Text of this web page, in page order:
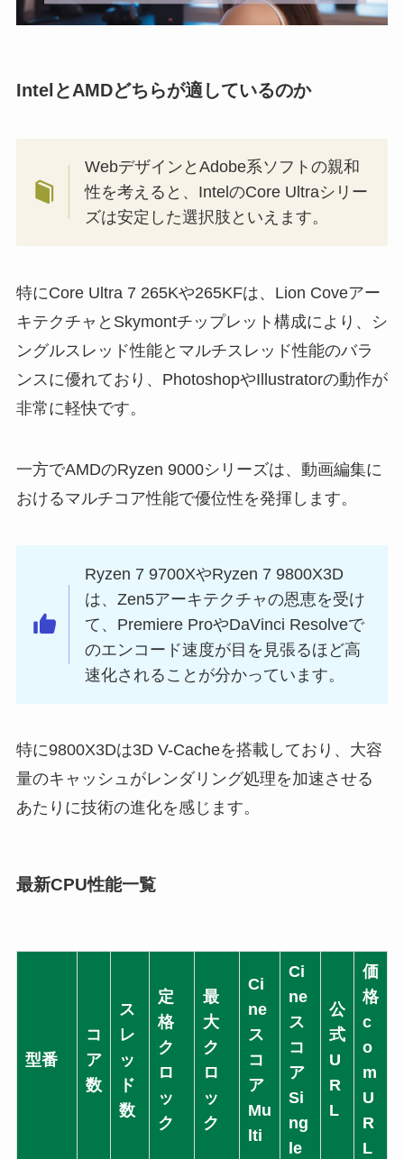
IntelとAMDどちらが適しているのか
WebデザインとAdobe系ソフトの親和
性を考えると、IntelのCore Ultraシリー
ズは安定した選択肢といえます。
特にCore Ultra 7 265Kや265KFは、Lion Coveアー
キテクチャとSkymontチップレット構成により、シ
ングルスレッド性能とマルチスレッド性能のバラ
ンスに優れており、PhotoshopやIllustratorの動作が
非常に軽快です。
一方でAMDのRyzen 9000シリーズは、動画編集に
おけるマルチコア性能で優位性を発揮します。
Ryzen 7 9700XやRyzen 7 9800X3D
は、Zen5アーキテクチャの恩恵を受け
て、Premiere ProやDaVinci Resolveで
のエンコード速度が目を見張るほど高
速化されることが分かっています。
特に9800X3Dは3D V-Cacheを搭載しており、大容
量のキャッシュがレンダリング処理を加速させる
あたりに技術の進化を感じます。
最新CPU性能一覧
型番
コ
ア
数
ス
レ
ッ
ド
数
定
格
ク
ロ
ッ
ク
最
大
ク
ロ
ッ
ク
Ci
ne
ス
コ
ア
Mu
lti
Ci
ne
ス
コ
ア
Si
ng
le
公
式
U
R
L
価
格
c
o
m
U
R
L